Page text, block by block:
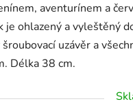
aventurínem a
je ohlazený a vyleštěný
uzávěr a
Délka 38 cm.